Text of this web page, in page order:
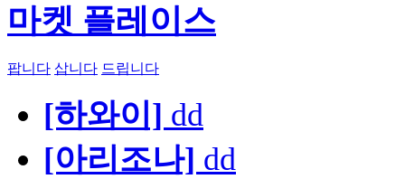
마켓 플레이스
팝니다 삽니다 드립니다
[하와이] dd
[아리조나] dd